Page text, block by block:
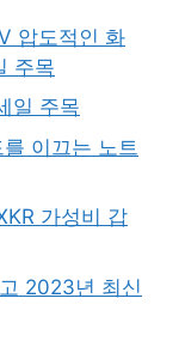
압도적인 화
주목
일 주목
이끄는 노트
가성비 갑
2023년 최신